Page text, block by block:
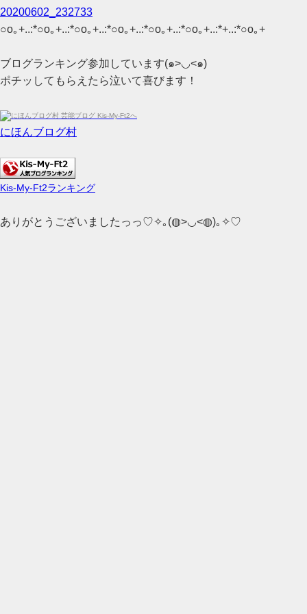
20200602_232733
○o｡+..:*○o｡+..:*○o｡+..:*○o｡+..:*○o｡+..:*○o｡+..:*+..:*○o｡+
ブログランキング参加しています(๑>◡<๑)
ポチッしてもらえたら泣いて喜びます！
にほんブログ村
Kis-My-Ft2ランキング
ありがとうございましたっっ♡✧｡(◍>◡<◍)｡✧♡